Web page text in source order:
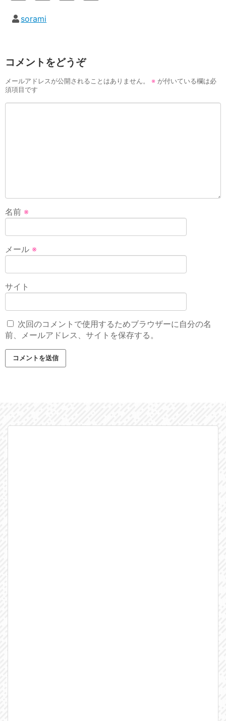
sorami
コメントをどうぞ
メールアドレスが公開されることはありません。 ※ が付いている欄は必
須項目です
名前 ※
メール ※
サイト
次回のコメントで使用するためブラウザーに自分の名
前、メールアドレス、サイトを保存する。